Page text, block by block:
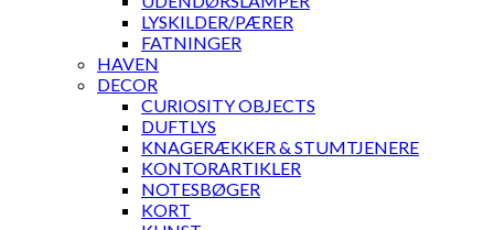
LYSKILDER/PÆRER
FATNINGER
HAVEN
DECOR
CURIOSITY OBJECTS
DUFTLYS
KNAGERÆKKER & STUMTJENERE
KONTORARTIKLER
NOTESBØGER
KORT